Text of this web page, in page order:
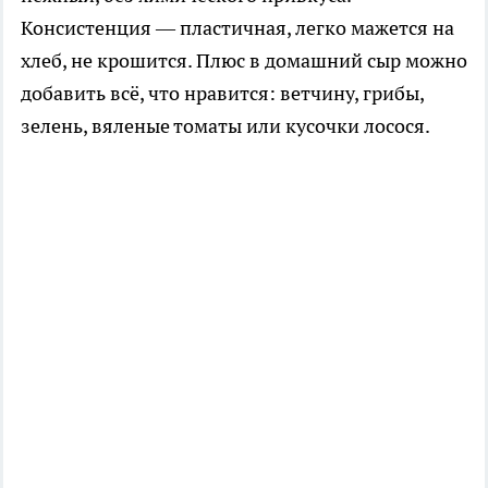
Консистенция — пластичная, легко мажется на
хлеб, не крошится. Плюс в домашний сыр можно
добавить всё, что нравится: ветчину, грибы,
зелень, вяленые томаты или кусочки лосося.